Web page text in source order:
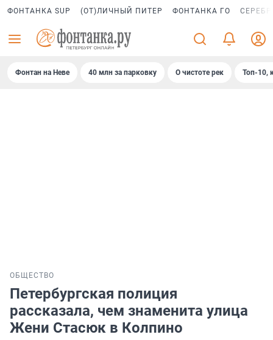
ФОНТАНКА SUP (ОТ)ЛИЧНЫЙ ПИТЕР ФОНТАНКА ГО
Фонтан на Неве 40 млн за парковку О чистоте рек Топ-10,
ОБЩЕСТВО
Петербургская полиция
рассказала, чем знаменита улица
Жени Стасюк в Колпино